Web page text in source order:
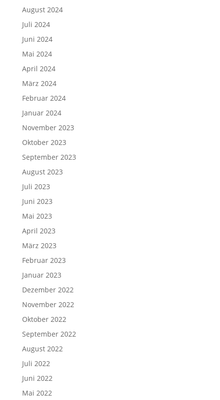
August 2024
Juli 2024
Juni 2024
Mai 2024
April 2024
März 2024
Februar 2024
Januar 2024
November 2023
Oktober 2023
September 2023
August 2023
Juli 2023
Juni 2023
Mai 2023
April 2023
März 2023
Februar 2023
Januar 2023
Dezember 2022
November 2022
Oktober 2022
September 2022
August 2022
Juli 2022
Juni 2022
Mai 2022